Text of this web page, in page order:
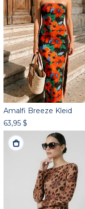
Amalfi Breeze Kleid
63,95 $